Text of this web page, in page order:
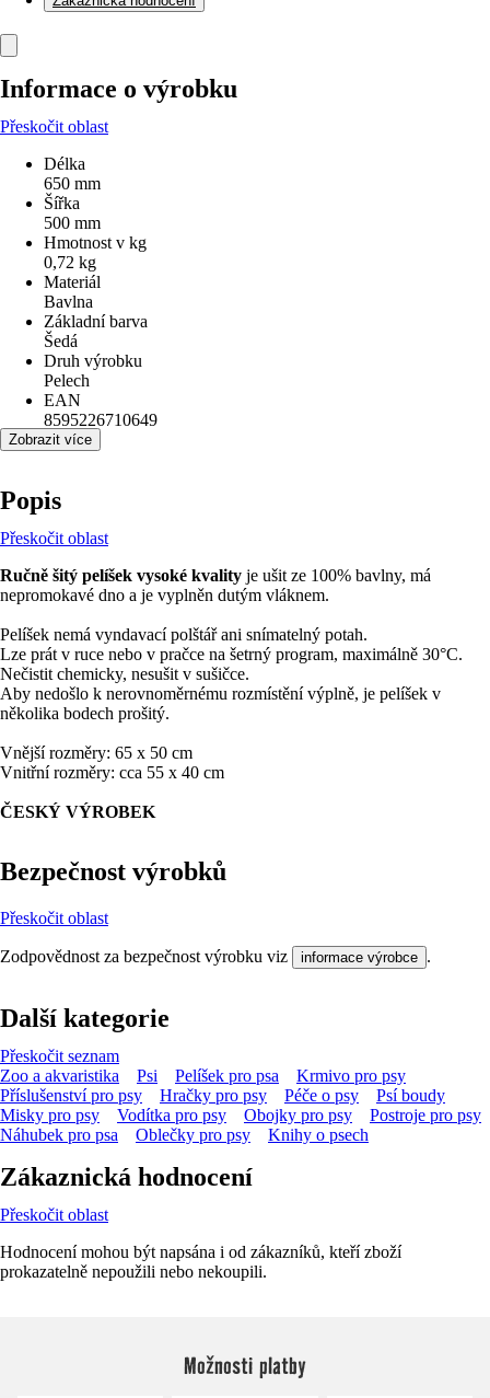
Informace o výrobku
Přeskočit oblast
Délka
650 mm
Šířka
500 mm
Hmotnost v kg
0,72 kg
Materiál
Bavlna
Základní barva
Šedá
Druh výrobku
Pelech
EAN
8595226710649
Zobrazit více
Popis
Přeskočit oblast
Ručně šitý pelíšek vysoké kvality je ušit ze 100% bavlny, má
nepromokavé dno a je vyplněn dutým vláknem.
Pelíšek nemá vyndavací polštář ani snímatelný potah.
Lze prát v ruce nebo v pračce na šetrný program, maximálně 30°C.
Nečistit chemicky, nesušit v sušičce.
Aby nedošlo k nerovnoměrnému rozmístění výplně, je pelíšek v
několika bodech prošitý.
Vnější rozměry: 65 x 50 cm
Vnitřní rozměry: cca 55 x 40 cm
ČESKÝ VÝROBEK
Bezpečnost výrobků
Přeskočit oblast
Zodpovědnost za bezpečnost výrobku viz informace výrobce .
Další kategorie
Přeskočit seznam
Zoo a akvaristika
Psi Pelíšek pro psa
Krmivo pro psy
Příslušenství pro psy
Hračky pro psy Péče o psy
Psí boudy
Misky pro psy
Vodítka pro psy Obojky pro psy
Postroje pro psy
Náhubek pro psa
Oblečky pro psy Knihy o psech
Zákaznická hodnocení
Přeskočit oblast
Hodnocení mohou být napsána i od zákazníků, kteří zboží
prokazatelně nepoužili nebo nekoupili.
Možnosti platby